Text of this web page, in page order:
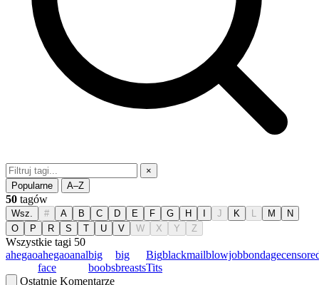
×
Popularne
A–Z
50 tagów
Wsz. # A B C D E F G H J K L M
N
O
P R S T U V W X Y Z
Wszystkie tagi 50
ahegaoahegao
face
analbig
boobs
big
breasts
Big
Tits
blackmailblowjobbondage
Ostatnie Komentarze